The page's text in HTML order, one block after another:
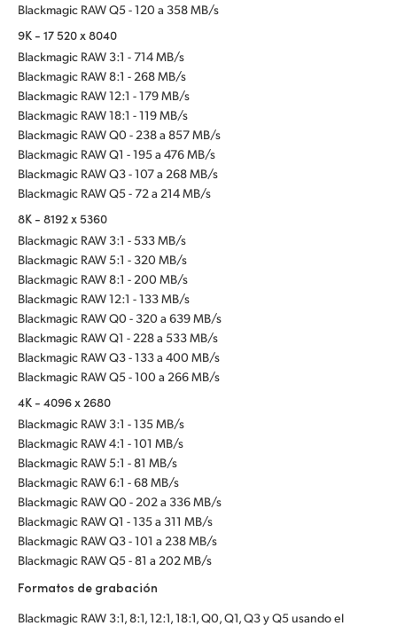
Blackmagic RAW Q5 - 120 a 358 MB/s
9K - 17 520 x 8040
Blackmagic RAW 3:1 - 714 MB/s
Blackmagic RAW 8:1 - 268 MB/s
Blackmagic RAW 12:1 - 179 MB/s
Blackmagic RAW 18:1 - 119 MB/s
Blackmagic RAW Q0 - 238 a 857 MB/s
Blackmagic RAW Q1 - 195 a 476 MB/s
Blackmagic RAW Q3 - 107 a 268 MB/s
Blackmagic RAW Q5 - 72 a 214 MB/s
8K - 8192 x 5360
Blackmagic RAW 3:1 - 533 MB/s
Blackmagic RAW 5:1 - 320 MB/s
Blackmagic RAW 8:1 - 200 MB/s
Blackmagic RAW 12:1 - 133 MB/s
Blackmagic RAW Q0 - 320 a 639 MB/s
Blackmagic RAW Q1 - 228 a 533 MB/s
Blackmagic RAW Q3 - 133 a 400 MB/s
Blackmagic RAW Q5 - 100 a 266 MB/s
4K - 4096 x 2680
Blackmagic RAW 3:1 - 135 MB/s
Blackmagic RAW 4:1 - 101 MB/s
Blackmagic RAW 5:1 - 81 MB/s
Blackmagic RAW 6:1 - 68 MB/s
Blackmagic RAW Q0 - 202 a 336 MB/s
Blackmagic RAW Q1 - 135 a 311 MB/s
Blackmagic RAW Q3 - 101 a 238 MB/s
Blackmagic RAW Q5 - 81 a 202 MB/s
Formatos de grabación
Blackmagic RAW 3:1, 8:1, 12:1, 18:1, Q0, Q1, Q3 y Q5 usando el